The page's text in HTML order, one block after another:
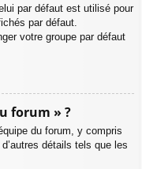
par défaut est utilisé pour
par défaut.
votre groupe par défaut
forum » ?
du forum, y compris
détails tels que les